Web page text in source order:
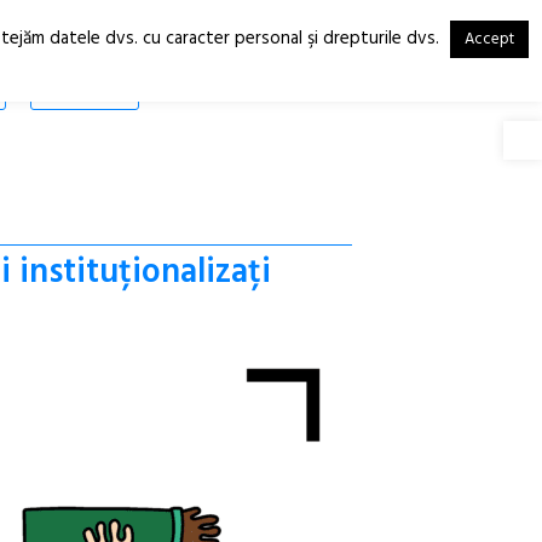
RO
EN
instituționalizați
datele dvs. cu caracter personal şi drepturile dvs. Accept